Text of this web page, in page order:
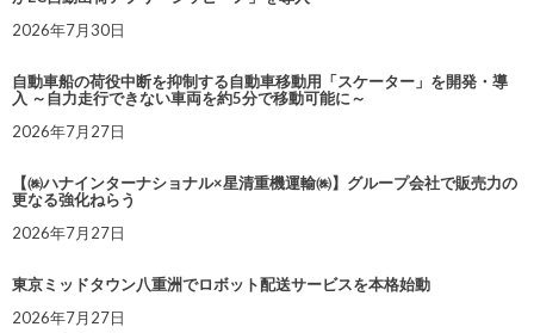
2026年7月30日
自動車船の荷役中断を抑制する自動車移動用「スケーター」を開発・導
入 ～自力走行できない車両を約5分で移動可能に～
2026年7月27日
【㈱ハナインターナショナル×星清重機運輸㈱】グループ会社で販売力の
更なる強化ねらう
2026年7月27日
東京ミッドタウン八重洲でロボット配送サービスを本格始動
2026年7月27日